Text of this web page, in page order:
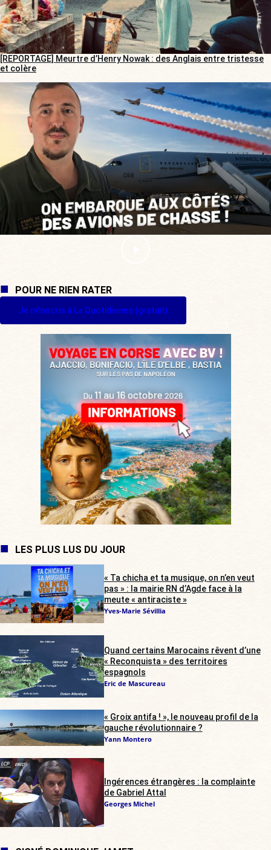
[REPORTAGE] Meurtre d’Henry Nowak : des Anglais entre tristesse
et colère
POUR NE RIEN RATER
Je m'inscris à La Quotidienne (gratuit)
LES PLUS LUS DU JOUR
« Ta chicha et ta musique, on n’en veut
pas » : la mairie RN d’Agde face à la
meute « antiraciste »
Yves-Marie Sévillia
Quand certains Marocains rêvent d’une
« Reconquista » des territoires
espagnols
Eric de Mascureau
« Groix antifa ! », le nouveau profil de la
gauche révolutionnaire ?
Yann Montero
Ingérences étrangères : la complainte
de Gabriel Attal
Georges Michel